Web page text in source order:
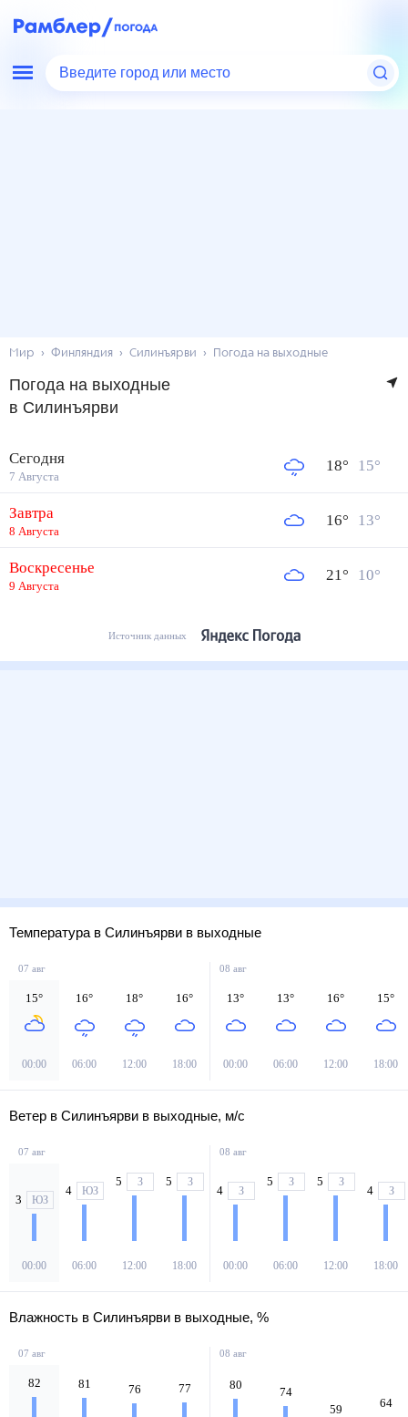
Введите город или место
Мир Финляндия Силинъярви Погода на выходные
Погода на выходные
в Силинъярви
Сегодня
7 Августа
18° 15°
Завтра
8 Августа
16° 13°
Воскресенье
9 Августа
21° 10°
Источник данных
Температура в Силинъярви в выходные
07 авг
15°
00:00
16°
06:00
18°
12:00
16°
18:00
08 авг
13°
00:00
13°
06:00
16°
12:00
15°
18:00
Ветер в Силинъярви в выходные, м/с
07 авг
3 ЮЗ
00:00
4 ЮЗ
06:00
5 З
12:00
5 З
18:00
08 авг
4 З
00:00
5 З
06:00
5 З
12:00
4 З
18:00
Влажность в Силинъярви в выходные, %
07 авг
82 81 76 77
08 авг
80
74
59 64